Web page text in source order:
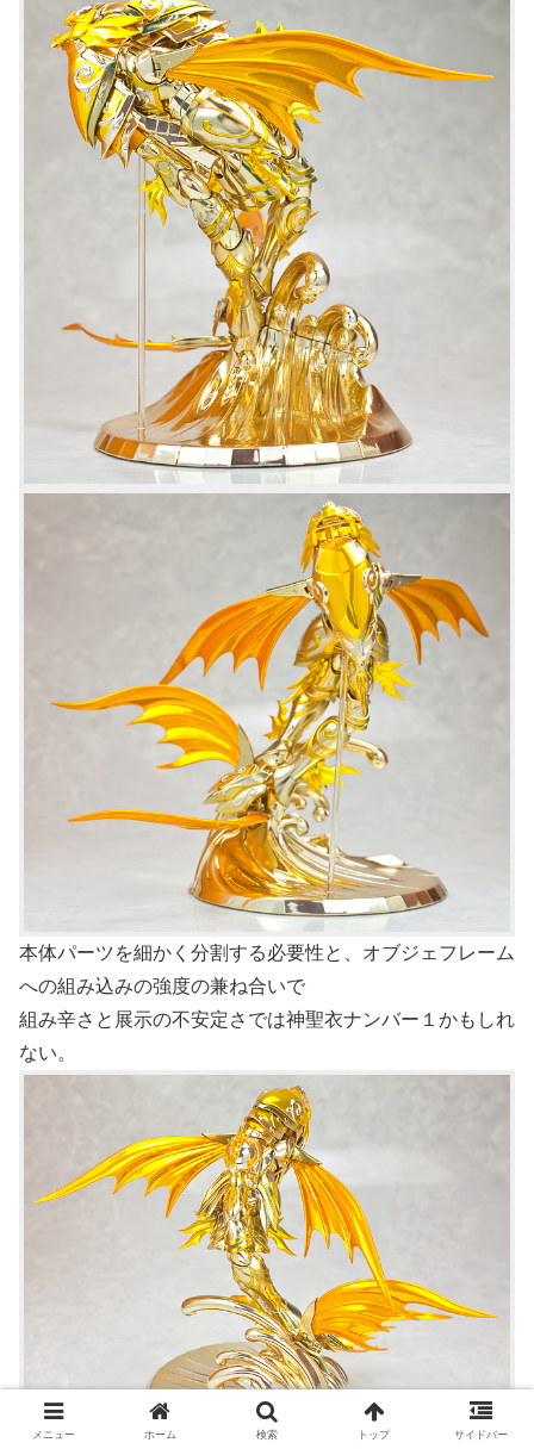
本体パーツを細かく分割する必要性と、オブジェフレーム
への組み込みの強度の兼ね合いで
組み辛さと展示の不安定さでは神聖衣ナンバー１かもしれ
ない。
メニュー ホーム 検索 トップ サイドバー